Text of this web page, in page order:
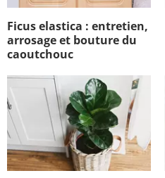
Ficus elastica : entretien,
arrosage et bouture du
caoutchouc